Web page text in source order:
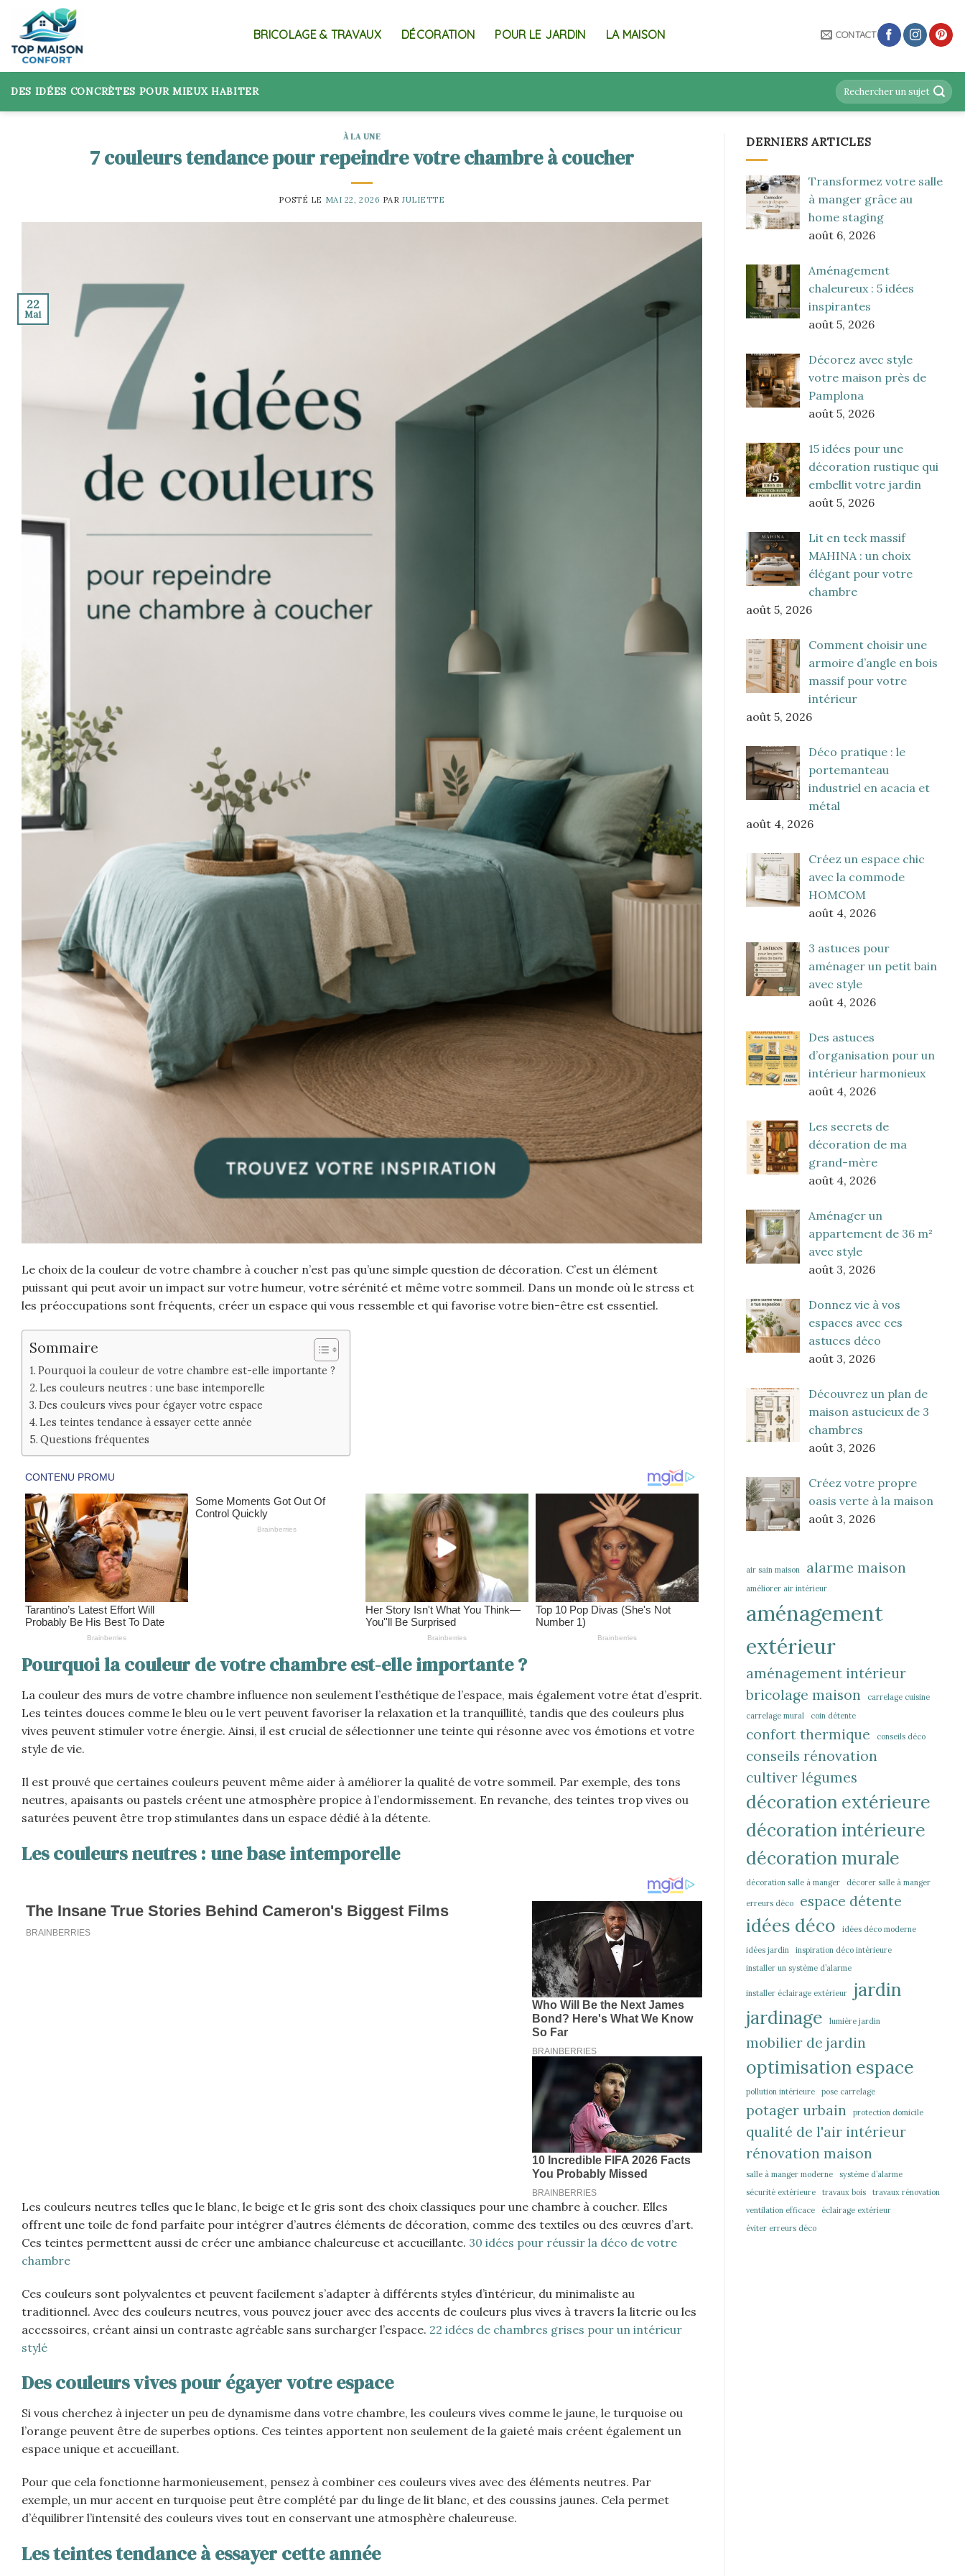
content
BRICOLAGE & TRAVAUX DÉCORATION POUR LE JARDIN LA MAISON CONTACT
DES IDÉES CONCRÈTES POUR MIEUX HABITER
À LA UNE
7 couleurs tendance pour repeindre votre chambre à coucher
POSTÉ LE MAI 22, 2026 PARJULIETTE
22
Mai
Le choix de la couleur de votre chambre à coucher n’est pas qu’une simple question de décoration. C’est un élément
puissant qui peut avoir un impact sur votre humeur, votre sérénité et même votre sommeil. Dans un monde où le stress et
les préoccupations sont fréquents, créer un espace qui vous ressemble et qui favorise votre bien-être est essentiel.
Sommaire
Pourquoi la couleur de votre chambre est-elle importante ?
Les couleurs neutres : une base intemporelle
Des couleurs vives pour égayer votre espace
Les teintes tendance à essayer cette année
Questions fréquentes
Pourquoi la couleur de votre chambre est-elle importante ?
La couleur des murs de votre chambre influence non seulement l’esthétique de l’espace, mais également votre état d’esprit.
Les teintes douces comme le bleu ou le vert peuvent favoriser la relaxation et la tranquillité, tandis que des couleurs plus
vives peuvent stimuler votre énergie. Ainsi, il est crucial de sélectionner une teinte qui résonne avec vos émotions et votre
style de vie.
Il est prouvé que certaines couleurs peuvent même aider à améliorer la qualité de votre sommeil. Par exemple, des tons
neutres, apaisants ou pastels créent une atmosphère propice à l’endormissement. En revanche, des teintes trop vives ou
saturées peuvent être trop stimulantes dans un espace dédié à la détente.
Les couleurs neutres : une base intemporelle
Les couleurs neutres telles que le blanc, le beige et le gris sont des choix classiques pour une chambre à coucher. Elles
offrent une toile de fond parfaite pour intégrer d’autres éléments de décoration, comme des textiles ou des œuvres d’art.
Ces teintes permettent aussi de créer une ambiance chaleureuse et accueillante. 30 idées pour réussir la déco de votre
chambre
Ces couleurs sont polyvalentes et peuvent facilement s’adapter à différents styles d’intérieur, du minimaliste au
traditionnel. Avec des couleurs neutres, vous pouvez jouer avec des accents de couleurs plus vives à travers la literie ou les
accessoires, créant ainsi un contraste agréable sans surcharger l’espace. 22 idées de chambres grises pour un intérieur
stylé
Des couleurs vives pour égayer votre espace
Si vous cherchez à injecter un peu de dynamisme dans votre chambre, les couleurs vives comme le jaune, le turquoise ou
l’orange peuvent être de superbes options. Ces teintes apportent non seulement de la gaieté mais créent également un
espace unique et accueillant.
Pour que cela fonctionne harmonieusement, pensez à combiner ces couleurs vives avec des éléments neutres. Par
exemple, un mur accent en turquoise peut être complété par du linge de lit blanc, et des coussins jaunes. Cela permet
d’équilibrer l’intensité des couleurs vives tout en conservant une atmosphère chaleureuse.
Les teintes tendance à essayer cette année
DERNIERS ARTICLES
Transformez votre salle
à manger grâce au
home staging
août 6, 2026
Aménagement
chaleureux : 5 idées
inspirantes
août 5, 2026
Décorez avec style
votre maison près de
Pamplona
août 5, 2026
15 idées pour une
décoration rustique qui
embellit votre jardin
août 5, 2026
Lit en teck massif
MAHINA : un choix
élégant pour votre
chambre
août 5, 2026
Comment choisir une
armoire d’angle en bois
massif pour votre
intérieur
août 5, 2026
Déco pratique : le
portemanteau
industriel en acacia et
métal
août 4, 2026
Créez un espace chic
avec la commode
HOMCOM
août 4, 2026
3 astuces pour
aménager un petit bain
avec style
août 4, 2026
Des astuces
d’organisation pour un
intérieur harmonieux
août 4, 2026
Les secrets de
décoration de ma
grand-mère
août 4, 2026
Aménager un
appartement de 36 m²
avec style
août 3, 2026
Donnez vie à vos
espaces avec ces
astuces déco
août 3, 2026
Découvrez un plan de
maison astucieux de 3
chambres
août 3, 2026
Créez votre propre
oasis verte à la maison
août 3, 2026
air sain maison alarme maison
améliorer air intérieur
aménagement
extérieur
aménagement intérieur
bricolage maison
carrelage cuisine
carrelage mural
coin détente
confort thermique conseils déco
conseils rénovation
cultiver légumes
décoration extérieure
décoration intérieure
décoration murale
décoration salle à manger décorer salle à manger
erreurs déco espace détente
idées déco idées déco moderne
idées jardin
inspiration déco intérieure
installer un système d’alarme
installer éclairage extérieur
jardin
jardinage
lumière jardin
mobilier de jardin
optimisation espace
pollution intérieure pose carrelage
potager urbain protection domicile
qualité de l'air intérieur
rénovation maison
salle à manger moderne
système d’alarme
sécurité extérieure
travaux bois
travaux rénovation
ventilation efficace
éclairage extérieur
éviter erreurs déco